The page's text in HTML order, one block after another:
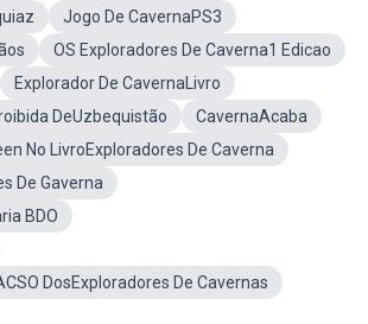
Jogo De CavernaPS3
OS Exploradores De Caverna1 Edicao
Explorador De CavernaLivro
DeUzbequistão
CavernaAcaba
No LivroExploradores De Caverna
De Gaverna
BDO
DosExploradores De Cavernas